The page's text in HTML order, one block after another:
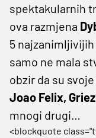
spektakularnih
ova razmjena
5
samo ne mala
obzir da su
Joao Felix,
mnogi drugi…
<blockquote